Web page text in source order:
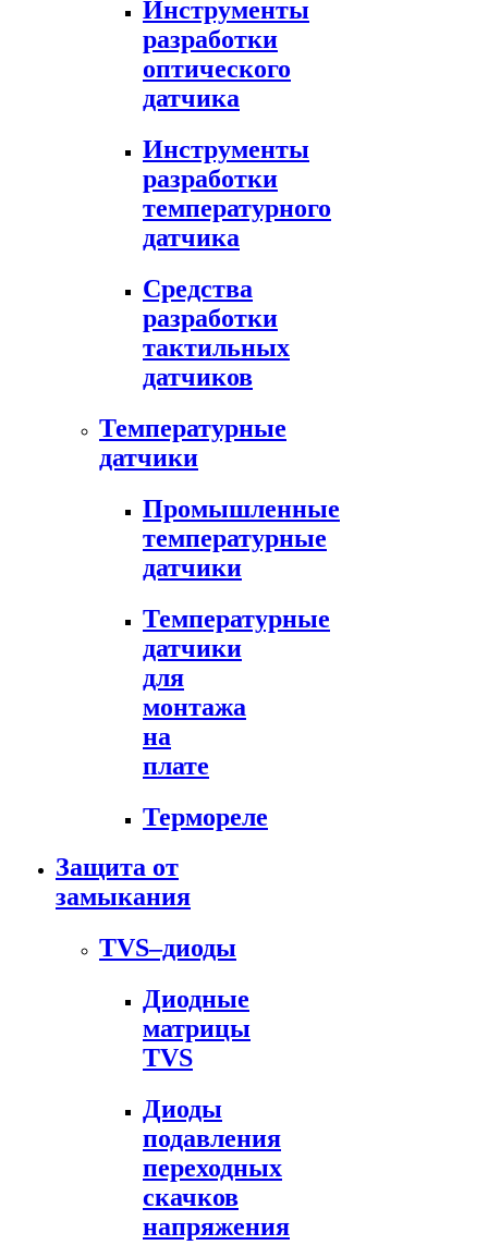
Инструменты
разработки
оптического
датчика
Инструменты
разработки
температурного
датчика
Средства
разработки
тактильных
датчиков
Температурные
датчики
Промышленные
температурные
датчики
Температурные
датчики
для
монтажа
на
плате
Термореле
Защита от
замыкания
TVS–диоды
Диодные
матрицы
TVS
Диоды
подавления
переходных
скачков
напряжения